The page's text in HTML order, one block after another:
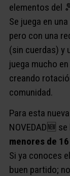
elementos del
Se juega en
pero con una
(sin cuerdas) y
juega mucho
creando
comunidad.
Para esta
NOVEDAD🆕​
menores de
Si ya conoces
buen partido;